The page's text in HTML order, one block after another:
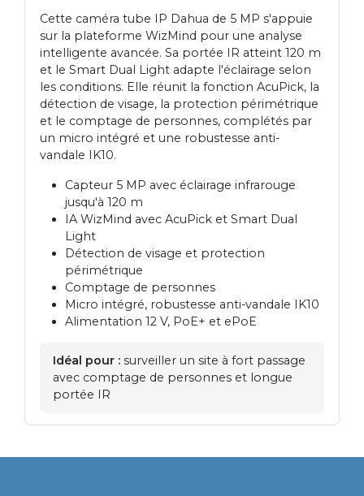
Cette caméra tube IP Dahua de 5 MP s'appuie
sur la plateforme WizMind pour une analyse
intelligente avancée. Sa portée IR atteint 120 m
et le Smart Dual Light adapte l'éclairage selon
les conditions. Elle réunit la fonction AcuPick, la
détection de visage, la protection périmétrique
et le comptage de personnes, complétés par
un micro intégré et une robustesse anti-
vandale IK10.
Capteur 5 MP avec éclairage infrarouge
jusqu'à 120 m
IA WizMind avec AcuPick et Smart Dual
Light
Détection de visage et protection
périmétrique
Comptage de personnes
Micro intégré, robustesse anti-vandale IK10
Alimentation 12 V, PoE+ et ePoE
Idéal pour : surveiller un site à fort passage
avec comptage de personnes et longue
portée IR